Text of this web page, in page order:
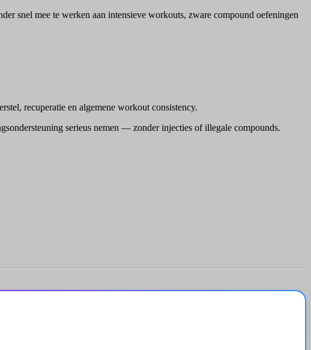
snel mee te werken aan intensieve workouts, zware compound oefeningen
recuperatie en algemene workout consistency.
serieus nemen — zonder injecties of illegale compounds.